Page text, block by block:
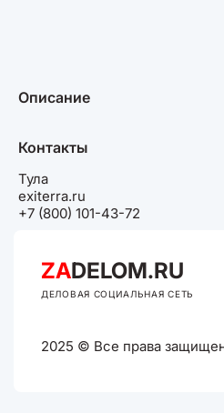
Описание
Контакты
Тула
exiterra.ru
+7 (800) 101-43-72
ZADELOM.RU
ДЕЛОВАЯ СОЦИАЛЬНАЯ СЕТЬ
2025 © Все права